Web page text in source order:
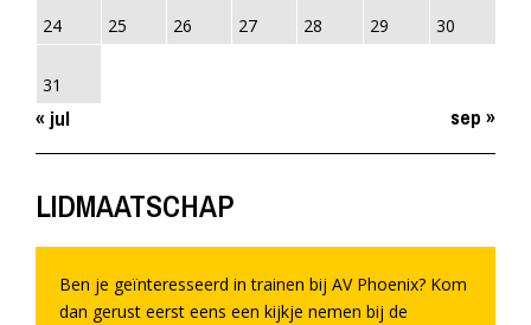
24 25 26 27 28 29 30
31
« jul sep »
LIDMAATSCHAP
Ben je geïnteresseerd in trainen bij AV Phoenix? Kom
dan gerust eerst eens een kijkje nemen bij de